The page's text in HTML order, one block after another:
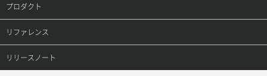
メンバー更新
メンバー詳細取得
オブジェクト詳細取得
コンテナ一覧取得
コンテナ作成
レコード詳細取得
プロダクト
プロダクトトップ
ConoHa VPS(Ver.3.0)
リファレンス
リファレンストップ
リリースノート